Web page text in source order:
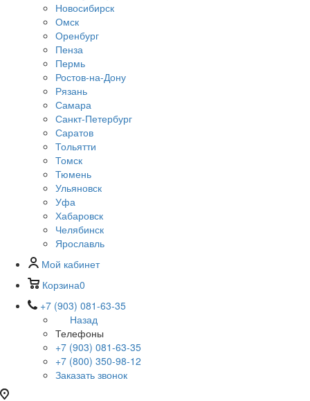
Новосибирск
Омск
Оренбург
Пенза
Пермь
Ростов-на-Дону
Рязань
Самара
Санкт-Петербург
Саратов
Тольятти
Томск
Тюмень
Ульяновск
Уфа
Хабаровск
Челябинск
Ярославль
Мой кабинет
Корзина0
+7 (903) 081-63-35
Назад
Телефоны
+7 (903) 081-63-35
+7 (800) 350-98-12
Заказать звонок